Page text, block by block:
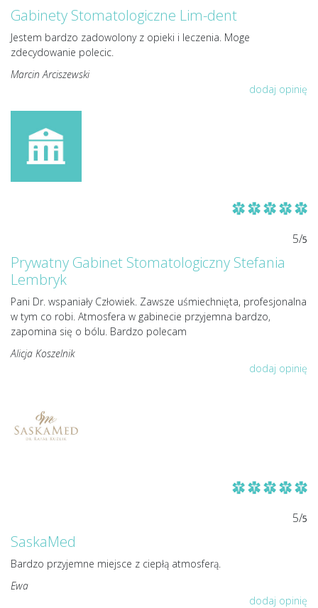
Gabinety Stomatologiczne Lim-dent
Jestem bardzo zadowolony z opieki i leczenia. Moge
zdecydowanie polecic.
Marcin Arciszewski
dodaj opinię
5/5
Prywatny Gabinet Stomatologiczny Stefania
Lembryk
Pani Dr. wspaniały Człowiek. Zawsze uśmiechnięta, profesjonalna
w tym co robi. Atmosfera w gabinecie przyjemna bardzo,
zapomina się o bólu. Bardzo polecam
Alicja Koszelnik
dodaj opinię
5/5
SaskaMed
Bardzo przyjemne miejsce z ciepłą atmosferą.
Ewa
dodaj opinię